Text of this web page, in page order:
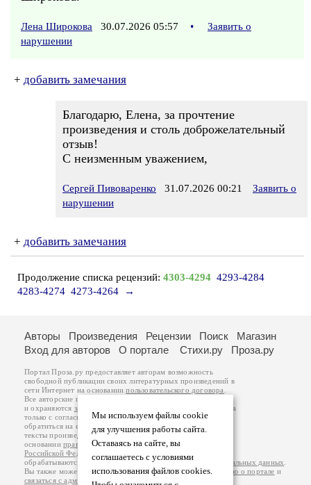
Лена Широкова 30.07.2026 05:57 •
Заявить о
нарушении
+ добавить замечания
Благодарю, Елена, за прочтение
произведения и столь доброжелательный
отзыв!
С неизменным уважением,
Сергей Пивоваренко 31.07.2026 00:21
Заявить о
нарушении
+ добавить замечания
Продолжение списка рецензий: 4303-4294 4293-4284
4283-4274 4273-4264 →
Мы используем файлы cookie
для улучшения работы сайта.
Оставаясь на сайте, вы
соглашаетесь с условиями
использования файлов cookies.
Авторы Произведения Рецензии Поиск
Магазин
Вход для авторов
О портале Стихи.ру Проза.ру
Портал Проза.ру предоставляет авторам возможность
свободной публикации своих литературных произведений в
сети Интернет на основаниипользовательского договора
Все авторские права на произведения принадлежат авторам
и охраняются законом
. Перепечатка произведений возможна
только с согласия его автора, к которому вы можете
обратиться на его авторской странице. Ответственность за
тексты произведений авторы несут самостоятельно на
основанииправил публикацииизаконодательства
Российской Федерации
обрабатываются на основанииПолитики обработки персональных данных
Вы также можете посмотреть более подробнуюинформацию о портале и
связаться с администрацией